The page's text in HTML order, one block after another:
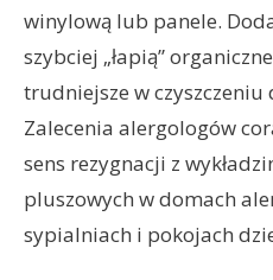
winylową lub panele.
szybciej „łapią”
trudniejsze w
Zalecenia alergologów
sens rezygnacji z
pluszowych w domach
sypialniach i pokojach